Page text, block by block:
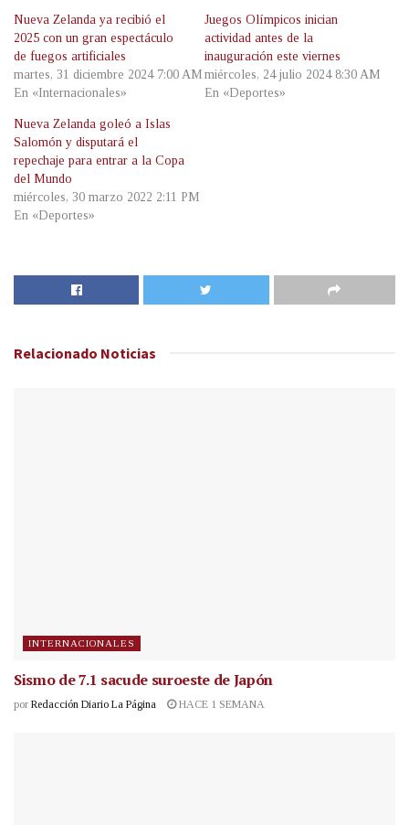
Nueva Zelanda ya recibió el
2025 con un gran espectáculo
de fuegos artificiales
martes, 31 diciembre 2024 7:00 AM
En «Internacionales»
Juegos Olímpicos inician
actividad antes de la
inauguración este viernes
miércoles, 24 julio 2024 8:30 AM
En «Deportes»
Nueva Zelanda goleó a Islas
Salomón y disputará el
repechaje para entrar a la Copa
del Mundo
miércoles, 30 marzo 2022 2:11 PM
En «Deportes»
Relacionado Noticias
INTERNACIONALES
Sismo de 7.1 sacude suroeste de Japón
por Redacción Diario La Página HACE 1 SEMANA